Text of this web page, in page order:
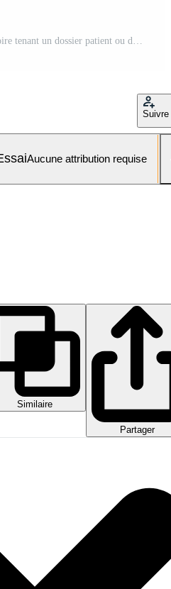
Suivre
Aucune attribution requise
Similaire
Partager